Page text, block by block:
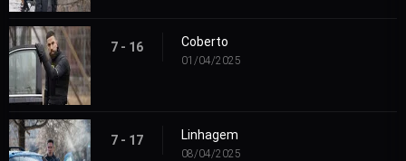
7 - 16 Coberto
01/04/2025
7 - 17 Linhagem
08/04/2025